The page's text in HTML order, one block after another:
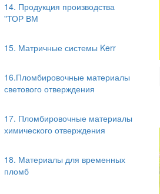
14. Продукция производства
"ТОР ВМ
15. Матричные системы Kerr
16.Пломбировочные материалы
светового отверждения
17. Пломбировочные материалы
химического отверждения
18. Материалы для временных
пломб